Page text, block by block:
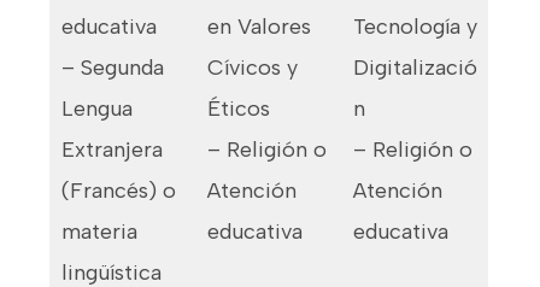
educativa
– Segunda
Lengua
Extranjera
(Francés) o
materia
lingüística
en Valores
Cívicos y
Éticos
– Religión o
Atención
educativa
Tecnología y
Digitalizació
n
– Religión o
Atención
educativa